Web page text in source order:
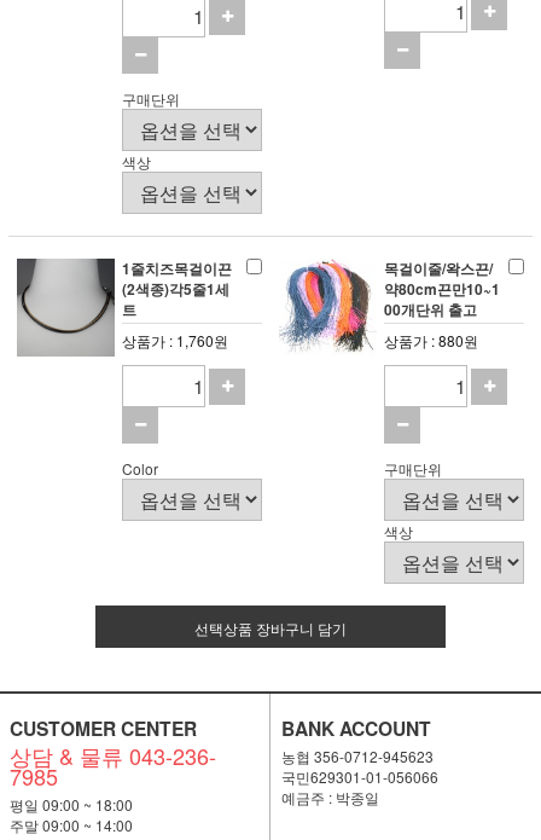
구매단위
색상
1줄치즈목걸이끈
(2색종)각5줄1세
트
상품가 : 1,760원
Color
목걸이줄/왁스끈/
약80cm끈만10~1
00개단위 출고
상품가 : 880원
구매단위
색상
선택상품 장바구니 담기
CUSTOMER CENTER
상담 & 물류 043-236-
7985
평일 09:00 ~ 18:00
주말 09:00 ~ 14:00
BANK ACCOUNT
농협 356-0712-945623
국민629301-01-056066
예금주 : 박종일